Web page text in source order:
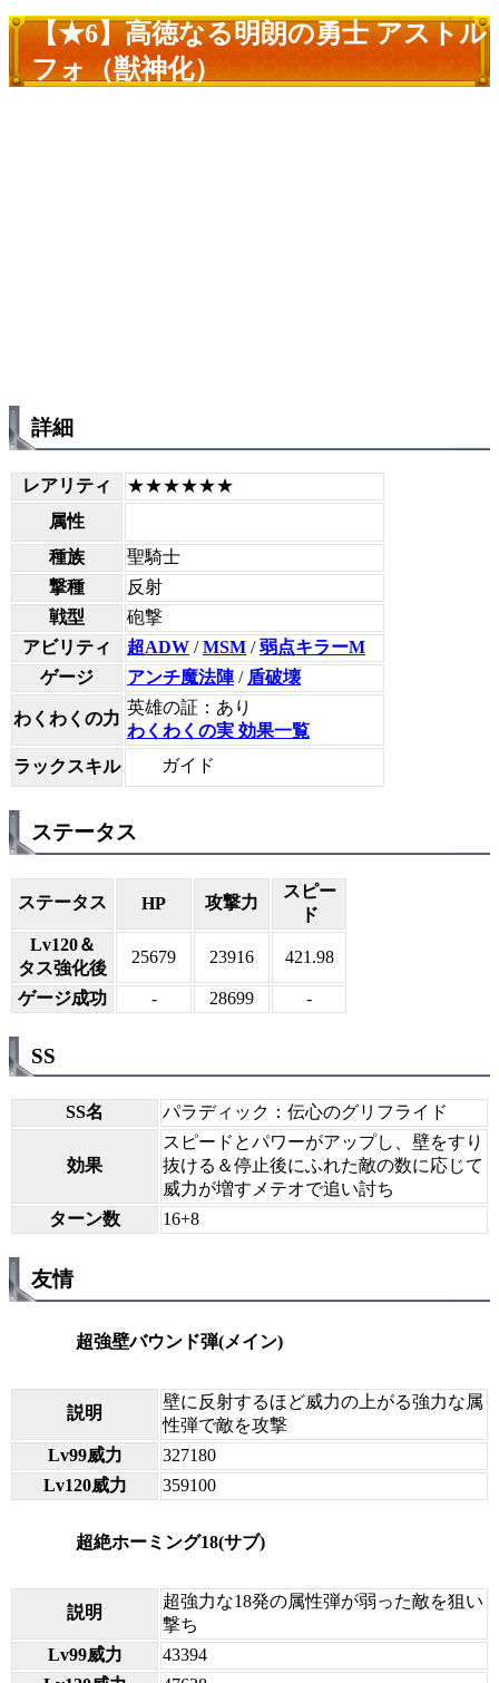
【★6】高徳なる明朗の勇士 アストル
フォ（獣神化）
詳細
レアリティ
★★★★★★
属性
種族
聖騎士
撃種
反射
戦型
砲撃
アビリティ
超ADW /MSM /弱点キラーM
ゲージ
アンチ魔法陣/ 盾破壊
わくわくの力
英雄の証：あり
わくわくの実 効果一覧
ラックスキル
ガイド
ステータス
ステータス HP 攻撃力
スピー
ド
Lv120＆
タス強化後
25679 23916 421.98
ゲージ成功 - 28699 -
SS
SS名 パラディック：伝心のグリフライド
効果
スピードとパワーがアップし、壁をすり
抜ける＆停止後にふれた敵の数に応じて
威力が増すメテオで追い討ち
ターン数
16+8
友情
超強壁バウンド弾(メイン)
説明
壁に反射するほど威力の上がる強力な属
性弾で敵を攻撃
Lv99威力
327180
Lv120威力
359100
超絶ホーミング18(サブ)
説明
超強力な18発の属性弾が弱った敵を狙い
撃ち
Lv99威力
43394